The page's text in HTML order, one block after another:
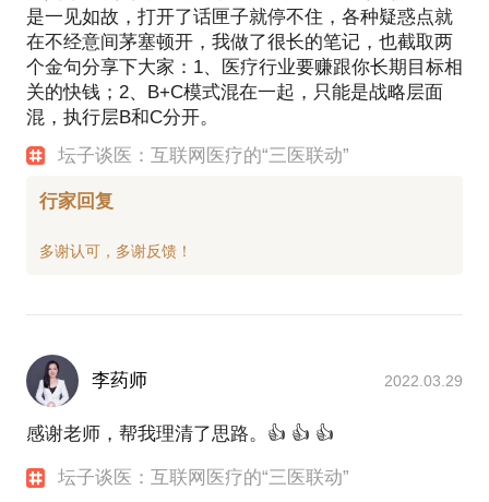
是一见如故，打开了话匣子就停不住，各种疑惑点就
在不经意间茅塞顿开，我做了很长的笔记，也截取两
个金句分享下大家：1、医疗行业要赚跟你长期目标相
关的快钱；2、B+C模式混在一起，只能是战略层面
混，执行层B和C分开。
坛子谈医：互联网医疗的“三医联动”
行家回复
李药师 2022.03.29
感谢老师，帮我理清了思路。👍 👍 👍
坛子谈医：互联网医疗的“三医联动”